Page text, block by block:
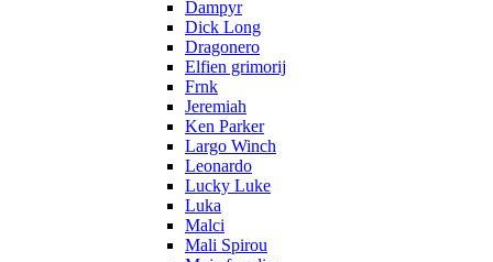
Dampyr
Dick Long
Dragonero
Elfien grimorij
Frnk
Jeremiah
Ken Parker
Largo Winch
Leonardo
Lucky Luke
Luka
Malci
Mali Spirou